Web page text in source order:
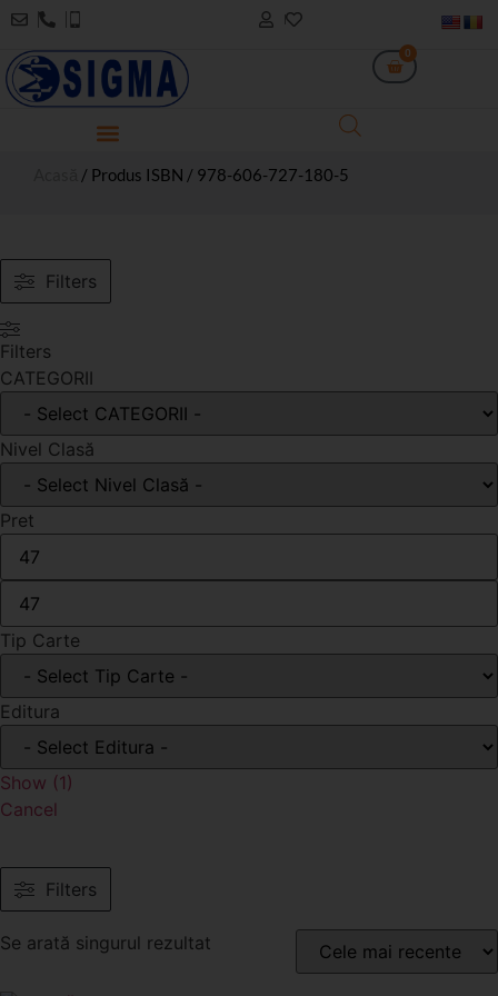
0
/ Produs ISBN / 978-606-727-180-5
Filters
Filters
CATEGORII
Nivel Clasă
Pret
Tip Carte
Editura
Show (1)
Cancel
Filters
Se arată singurul rezultat